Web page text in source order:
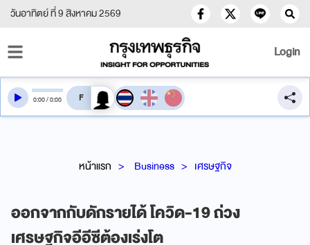
วันอาทิตย์ ที่ 9 สิงหาคม 2569
Login
หน้าแรก Business เศรษฐกิจ
ออกจากกับดักรายได้ โควิด-19 ถ่วง
เศรษฐกิจอีอีซีต้องเร่งโต
0:00/0:00 สลับเสียงอ่าน